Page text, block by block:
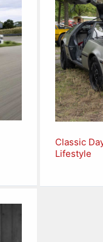
Classic
Lifestyle